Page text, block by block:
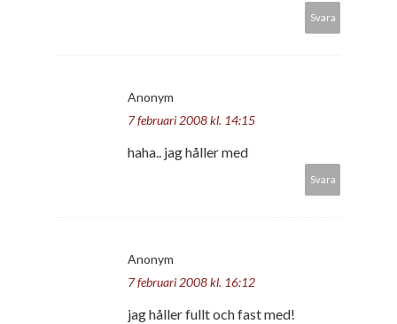
Svara
Anonym
7 februari 2008 kl. 14:15
haha.. jag håller med
Svara
Anonym
7 februari 2008 kl. 16:12
jag håller fullt och fast med!